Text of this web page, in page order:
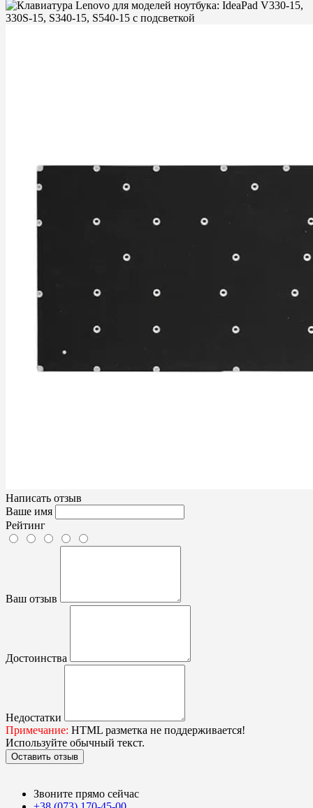
Написать отзыв
Ваше имя
Рейтинг
Ваш отзыв
Достоинства
Недостатки
Примечание: HTML разметка не поддерживается!
Используйте обычный текст.
Оставить отзыв
Звоните прямо сейчас